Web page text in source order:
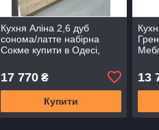
Кухня Аліна 2,6 дуб
сонома/латте набірна
Сокме купити в Одесі,
17 770₴
Купити
13